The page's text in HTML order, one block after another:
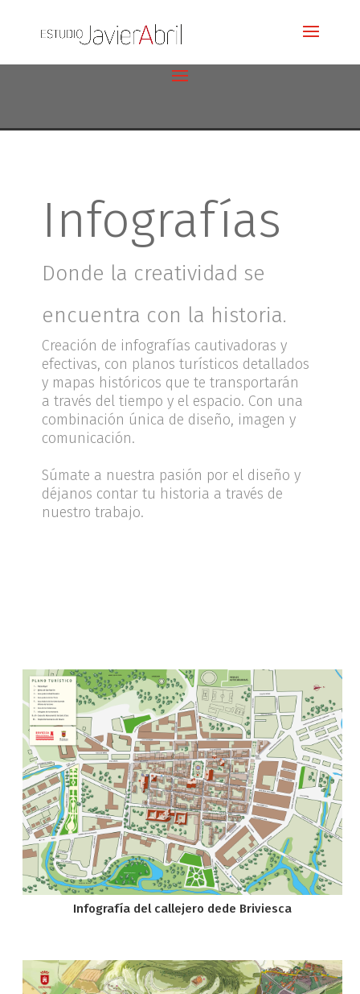
Infografías
Donde la creatividad se
encuentra con la historia.
Creación de infografías cautivadoras y
efectivas, con planos turísticos detallados
y mapas históricos que te transportarán
a través del tiempo y el espacio. Con una
combinación única de diseño, imagen y
comunicación.
Súmate a nuestra pasión por el diseño y
déjanos contar tu historia a través de
nuestro trabajo.
Infografía del callejero dede Briviesca